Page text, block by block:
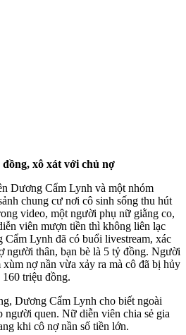
xô xát với chủ nợ
Dương Cẩm Lynh và một nhóm
chung cư nơi cô sinh sống thu hút
video, một người phụ nữ giằng co,
viên mượn tiền thì không liên lạc
Lynh đã có buổi livestream, xác
người thân, bạn bè là 5 tỷ đồng. Người
nợ nần vừa xảy ra mà cô đã bị hủy
triệu đồng.
Dương Cẩm Lynh cho biết ngoài
người quen. Nữ diễn viên chia sẻ gia
khi cô nợ nần số tiền lớn.